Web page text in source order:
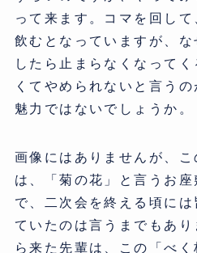
って来ます。コマを回し
飲むとなっていますが、
したら止まらなくなって
くてやめられないと言う
魅力ではないでしょうか。
画像にはありませんが、こ
は、「菊の花」と言うお
で、二次会を終える頃に
ていたのは言うまでもあ
ら来た先輩は、この「べ